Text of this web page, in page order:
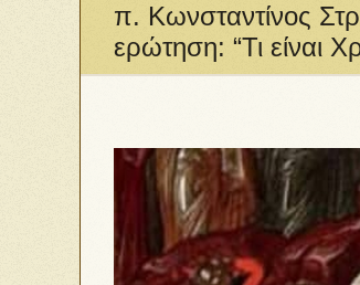
π. Κωνσταντίνος
ερώτηση: “Τι είναι